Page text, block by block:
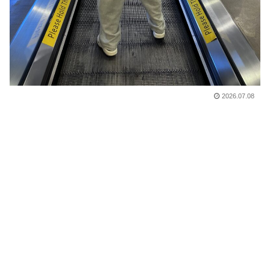
2026.07.08